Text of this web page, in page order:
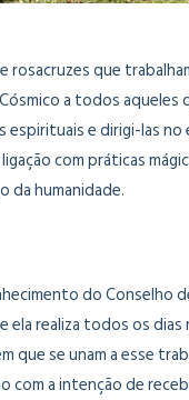
que
a todos aqueles
espirituais e dirigi-las
com práticas
da humanidade.
do Conselho
ela realiza todos os
que se unam a esse
com a intenção de